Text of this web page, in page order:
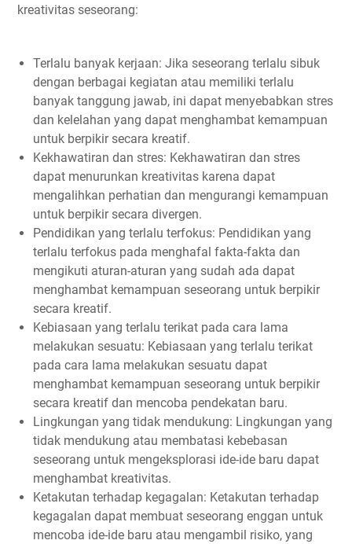
kreativitas seseorang:
Terlalu banyak kerjaan: Jika seseorang terlalu sibuk
dengan berbagai kegiatan atau memiliki terlalu
banyak tanggung jawab, ini dapat menyebabkan stres
dan kelelahan yang dapat menghambat kemampuan
untuk berpikir secara kreatif.
Kekhawatiran dan stres: Kekhawatiran dan stres
dapat menurunkan kreativitas karena dapat
mengalihkan perhatian dan mengurangi kemampuan
untuk berpikir secara divergen.
Pendidikan yang terlalu terfokus: Pendidikan yang
terlalu terfokus pada menghafal fakta-fakta dan
mengikuti aturan-aturan yang sudah ada dapat
menghambat kemampuan seseorang untuk berpikir
secara kreatif.
Kebiasaan yang terlalu terikat pada cara lama
melakukan sesuatu: Kebiasaan yang terlalu terikat
pada cara lama melakukan sesuatu dapat
menghambat kemampuan seseorang untuk berpikir
secara kreatif dan mencoba pendekatan baru.
Lingkungan yang tidak mendukung: Lingkungan yang
tidak mendukung atau membatasi kebebasan
seseorang untuk mengeksplorasi ide-ide baru dapat
menghambat kreativitas.
Ketakutan terhadap kegagalan: Ketakutan terhadap
kegagalan dapat membuat seseorang enggan untuk
mencoba ide-ide baru atau mengambil risiko, yang